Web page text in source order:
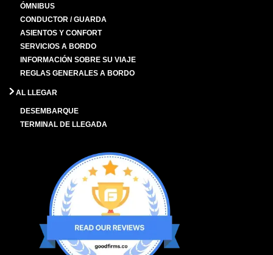
ÓMNIBUS
CONDUCTOR / GUARDA
ASIENTOS Y CONFORT
SERVICIOS A BORDO
INFORMACIÓN SOBRE SU VIAJE
REGLAS GENERALES A BORDO
AL LLEGAR
DESEMBARQUE
TERMINAL DE LLEGADA